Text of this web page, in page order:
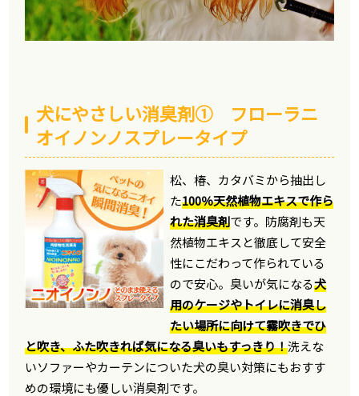
犬にやさしい消臭剤① フローラニ
オイノンノスプレータイプ
松、椿、カタバミから抽出し
た100％天然植物エキスで作ら
れた消臭剤です。防腐剤も天
然植物エキスと徹底して安全
性にこだわって作られている
ので安心。臭いが気になる犬
用のケージやトイレに消臭し
たい場所に向けて霧吹きでひ
と吹き、ふた吹きれば気になる臭いもすっきり！洗えな
いソファーやカーテンについた犬の臭い対策にもおすす
めの環境にも優しい消臭剤です。